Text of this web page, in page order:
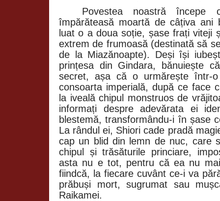
Povestea noastră începe
împărăteasă moartă de câțiva
luat o a doua soție, șase frați viteji
extrem de frumoasă (destinată să
de la Miazănoapte). Deși își
prințesa din Gindara, bănuiește
secret, așa că o urmărește într-
consoarta imperială, după ce face
la iveală chipul monstruos de
informați despre adevărata ei
blestemă, transformându-i în șase
La rândul ei, Shiori cade pradă
cap un blid din lemn de nuc, care
chipul și trăsăturile princiare,
asta nu e tot, pentru că ea nu
fiindcă, la fiecare cuvânt ce-i va
prăbuși mort, sugrumat sau
Raikamei.